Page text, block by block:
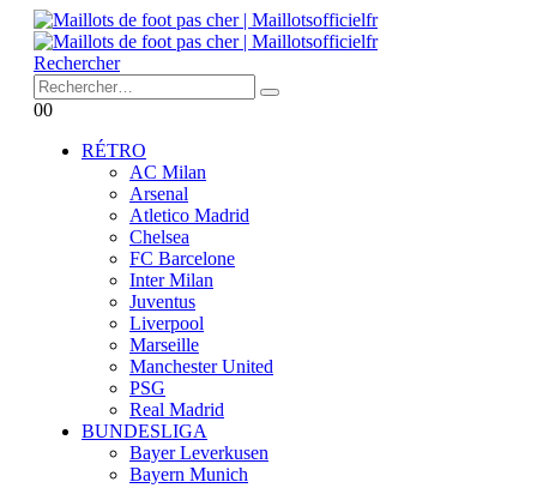
Rechercher
00
RÉTRO
AC Milan
Arsenal
Atletico Madrid
Chelsea
FC Barcelone
Inter Milan
Juventus
Liverpool
Marseille
Manchester United
PSG
Real Madrid
BUNDESLIGA
Bayer Leverkusen
Bayern Munich